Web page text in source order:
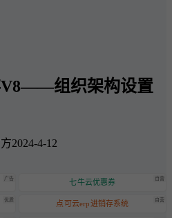
V8——组织架构设置
2024-4-12
广告 七牛云优惠券 自营
优质 点可云erp进销存系统 自营